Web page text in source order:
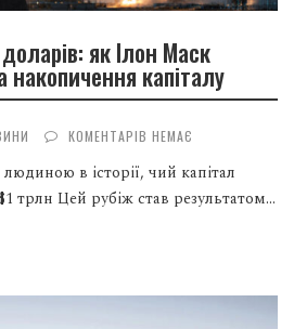
як Ілон Маск
накопичення капіталу
КОМЕНТАРІВ НЕМАЄ
в історії, чий капітал
трлн Цей рубіж став результатом...